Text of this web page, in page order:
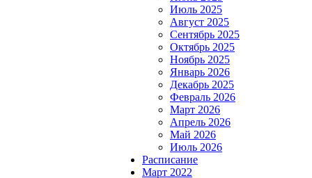
Июль 2025
Август 2025
Сентябрь 2025
Октябрь 2025
Ноябрь 2025
Январь 2026
Декабрь 2025
Февраль 2026
Март 2026
Апрель 2026
Май 2026
Июль 2026
Расписание
Март 2022